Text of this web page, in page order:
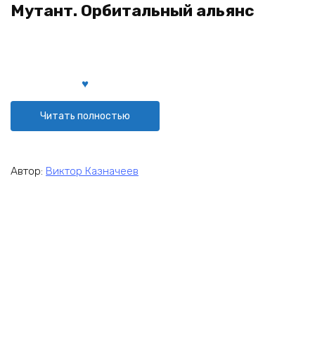
Мутант. Орбитальный альянс
Читать полностью
Автор: Виктор Казначеев